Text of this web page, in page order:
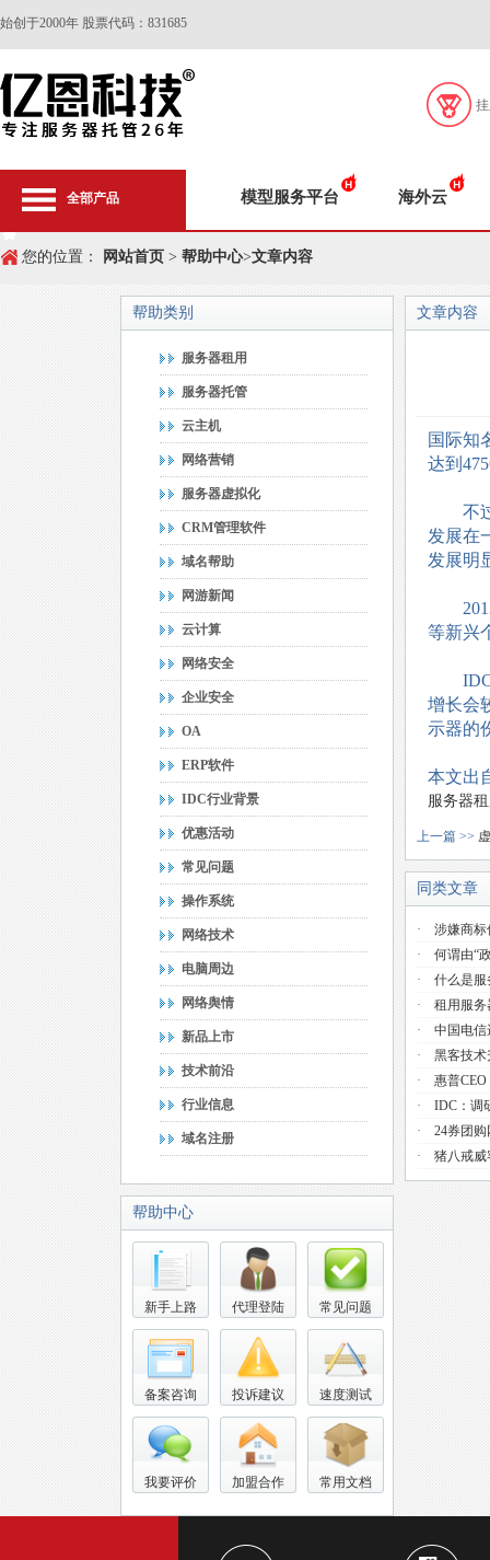
始创于2000年 股票代码：831685
全部产品 模型服务平台 海外云
您的位置： 网站首页 > 帮助中心>文章内容
帮助类别
服务器租用
服务器托管
云主机
网络营销
服务器虚拟化
CRM管理软件
域名帮助
网游新闻
云计算
网络安全
企业安全
OA
ERP软件
IDC行业背景
优惠活动
常见问题
操作系统
网络技术
电脑周边
网络舆情
新品上市
技术前沿
行业信息
域名注册
帮助中心
新手上路 代理登陆 常见问题
备案咨询 投诉建议 速度测试
我要评价 加盟合作 常用文档
文章内容
国际知
达到
不过
发展在
发展明
2012
等新兴
IDC中
增长会
示器的
本文出
服务器
上一篇 >>
同类文章
· 涉嫌商标
· 何谓由“
· 什么是服
· 租用服务
· 中国电
· 黑客技术
· 惠普
· IDC：调
· 24券团
· 猪八戒威